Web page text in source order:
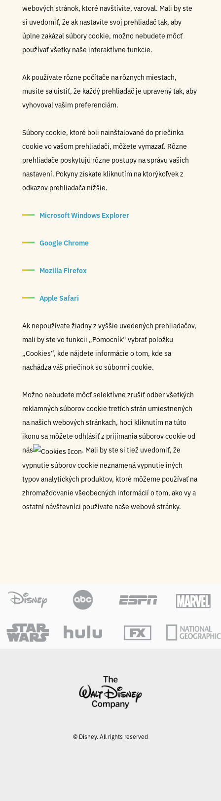
webových stránok, ktoré navštívite, varoval. Mali by ste
si uvedomiť, že ak nastavíte svoj prehliadač tak, aby
úplne zakázal súbory cookie, možno nebudete môcť
používať všetky naše interaktívne funkcie.
Ak používate rôzne počítače na rôznych miestach,
musíte sa uistiť, že každý prehliadač je upravený tak, aby
vyhovoval vašim preferenciám.
Súbory cookie, ktoré boli nainštalované do priečinka
cookie vo vašom prehliadači, môžete vymazať. Rôzne
prehliadače poskytujú rôzne postupy na správu vašich
nastavení. Pokyny získate kliknutím na ktorýkoľvek z
odkazov prehliadača nižšie.
Microsoft Windows Explorer
Google Chrome
Mozilla Firefox
Apple Safari
Ak nepoužívate žiadny z vyššie uvedených prehliadačov,
mali by ste vo funkcii „Pomocník“ vybrať položku
„Cookies“, kde nájdete informácie o tom, kde sa
nachádza váš priečinok so súbormi cookie.
Možno nebudete môcť selektívne zrušiť odber všetkých
reklamných súborov cookie tretích strán umiestnených
na našich webových stránkach, hoci kliknutím na túto
ikonu sa môžete odhlásiť z prijímania súborov cookie od
nás
. Mali by ste si tiež uvedomiť, že
vypnutie súborov cookie neznamená vypnutie iných
typov analytických produktov, ktoré môžeme používať na
zhromažďovanie všeobecných informácií o tom, ako vy a
ostatní návštevníci používate naše webové stránky.
© Disney. All rights reserved